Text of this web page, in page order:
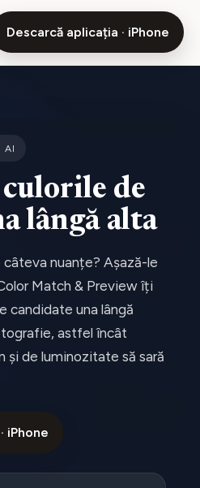
Descarcă aplicația · iPhone
AI
de
lângă alta
nuanțe? Așază-le
Match & Preview îți
candidate una lângă
astfel încât
de luminozitate să sară
iPhone